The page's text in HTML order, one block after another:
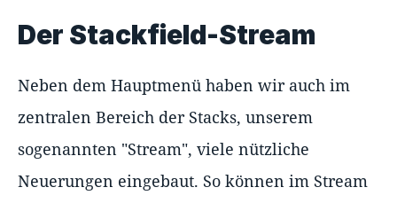
Der Stackfield-Stream
Neben dem Hauptmenü haben wir auch im
zentralen Bereich der Stacks, unserem
sogenannten "Stream", viele nützliche
Neuerungen eingebaut. So können im Stream